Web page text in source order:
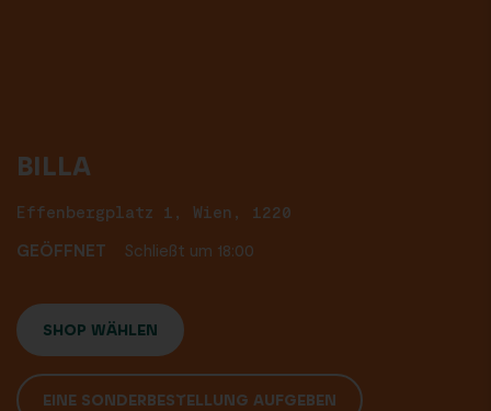
BILLA
Effenbergplatz 1, Wien, 1220
GEÖFFNET
Schließt um 18:00
SHOP WÄHLEN
EINE SONDERBESTELLUNG AUFGEBEN